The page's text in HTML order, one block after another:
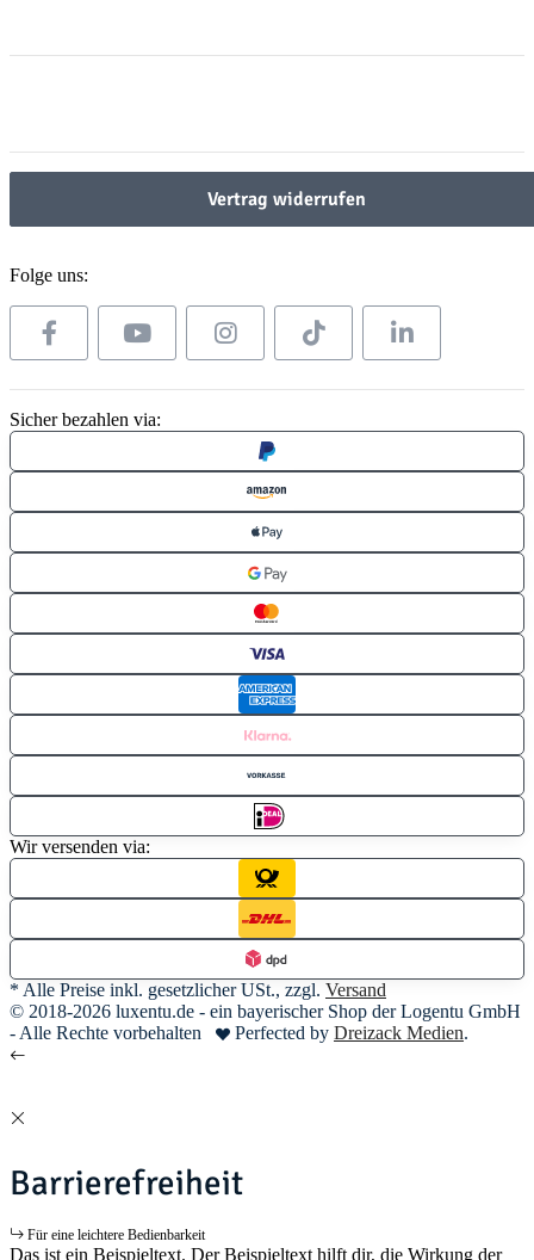
Vertrag widerrufen
Folge uns:
Sicher bezahlen via:
Wir versenden via:
* Alle Preise inkl. gesetzlicher USt., zzgl. Versand
© 2018-2026 luxentu.de - ein bayerischer Shop der Logentu GmbH
- Alle Rechte vorbehalten
Perfected by Dreizack Medien.
Barrierefreiheit
Für eine leichtere Bedienbarkeit
Das ist ein Beispieltext. Der Beispieltext hilft dir, die Wirkung der